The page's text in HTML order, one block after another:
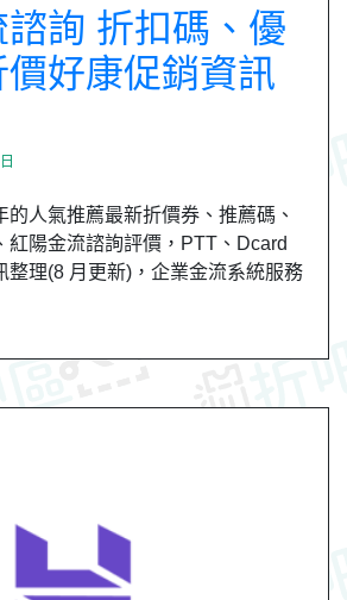
詢 折扣碼、優
好康促銷資訊
的人氣推薦最新折價券、推薦碼、
紅陽金流諮詢評價，PTT、Dcard
整理(8 月更新)，企業金流系統服務